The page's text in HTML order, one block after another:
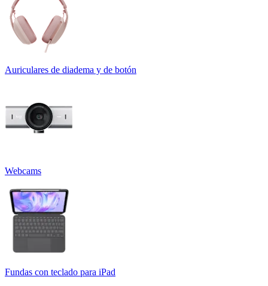
Auriculares de diadema y de botón
Webcams
Fundas con teclado para iPad